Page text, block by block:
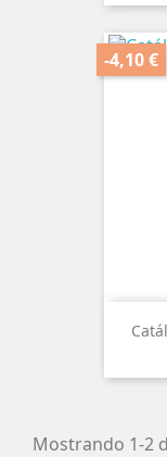
-4,10 €
Mostrando 1-2